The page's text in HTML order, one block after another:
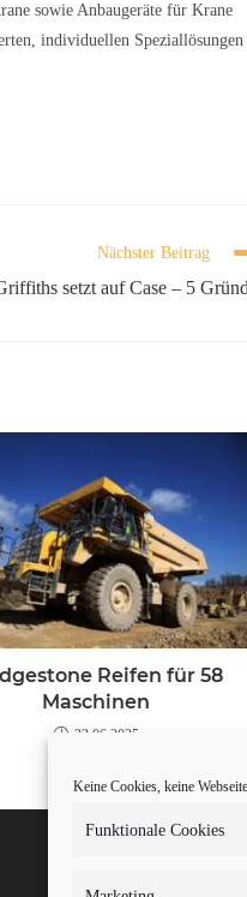
Keine Cookies, keine
Funktionale Cookies
sowie Anbaugeräte für Krane
individuellen Speziallösungen
Nächster Beitrag
setzt auf Case – 5
Reifen für 58
Maschinen
23.06.2025